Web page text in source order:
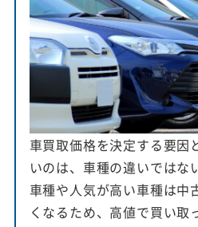
車買取価格を決定する要因
いのは、車種の違いではな
車種や人気が高い車種は中
くなるため、高値で買い取